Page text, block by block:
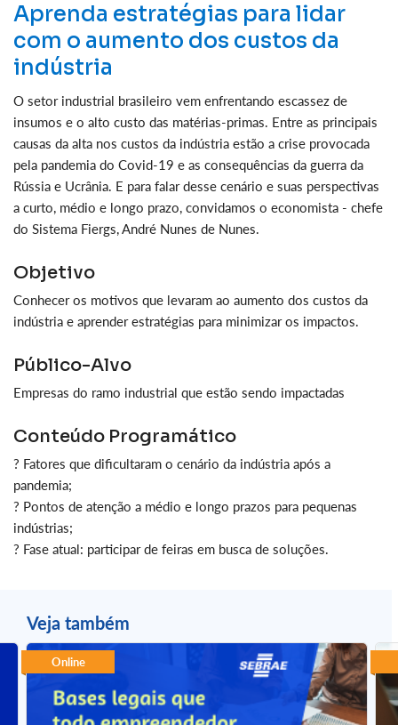
Aprenda estratégias para lidar
com o aumento dos custos da
indústria
O setor industrial brasileiro vem enfrentando escassez de
insumos e o alto custo das matérias-primas. Entre as principais
causas da alta nos custos da indústria estão a crise provocada
pela pandemia do Covid-19 e as consequências da guerra da
Rússia e Ucrânia. E para falar desse cenário e suas perspectivas
a curto, médio e longo prazo, convidamos o economista - chefe
do Sistema Fiergs, André Nunes de Nunes.
Objetivo
Conhecer os motivos que levaram ao aumento dos custos da
indústria e aprender estratégias para minimizar os impactos.
Público-Alvo
Empresas do ramo industrial que estão sendo impactadas
Conteúdo Programático
? Fatores que dificultaram o cenário da indústria após a
pandemia;
? Pontos de atenção a médio e longo prazos para pequenas
indústrias;
? Fase atual: participar de feiras em busca de soluções.
Veja também
Online